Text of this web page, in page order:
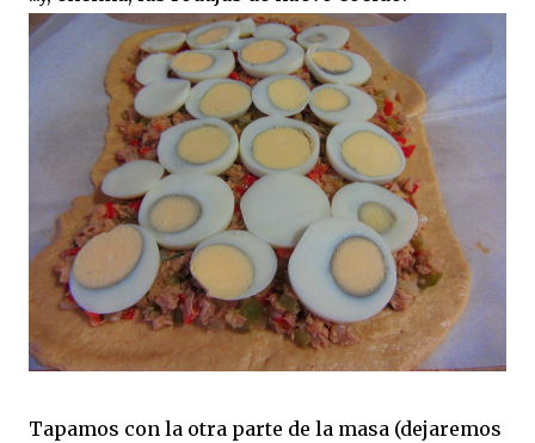
Tapamos con la otra parte de la masa (dejaremos